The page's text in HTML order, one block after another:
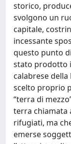
storico,
svolgono un
capitale,
incessante
questo punto
stato prodotto
calabrese
scelto proprio
“terra di
terra chiamata
rifugiati, ma
emerse